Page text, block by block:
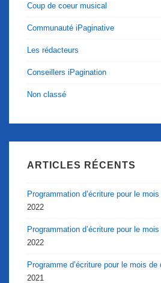
Coup de coeur musical
Communauté iPaginative
Les rédacteurs
Conseillers iPagination
Non classé
ARTICLES RÉCENTS
Programmation d’écriture pour le
2022
Programmation d’écriture pour le
2022
Programme d’écriture pour le mois de
2021